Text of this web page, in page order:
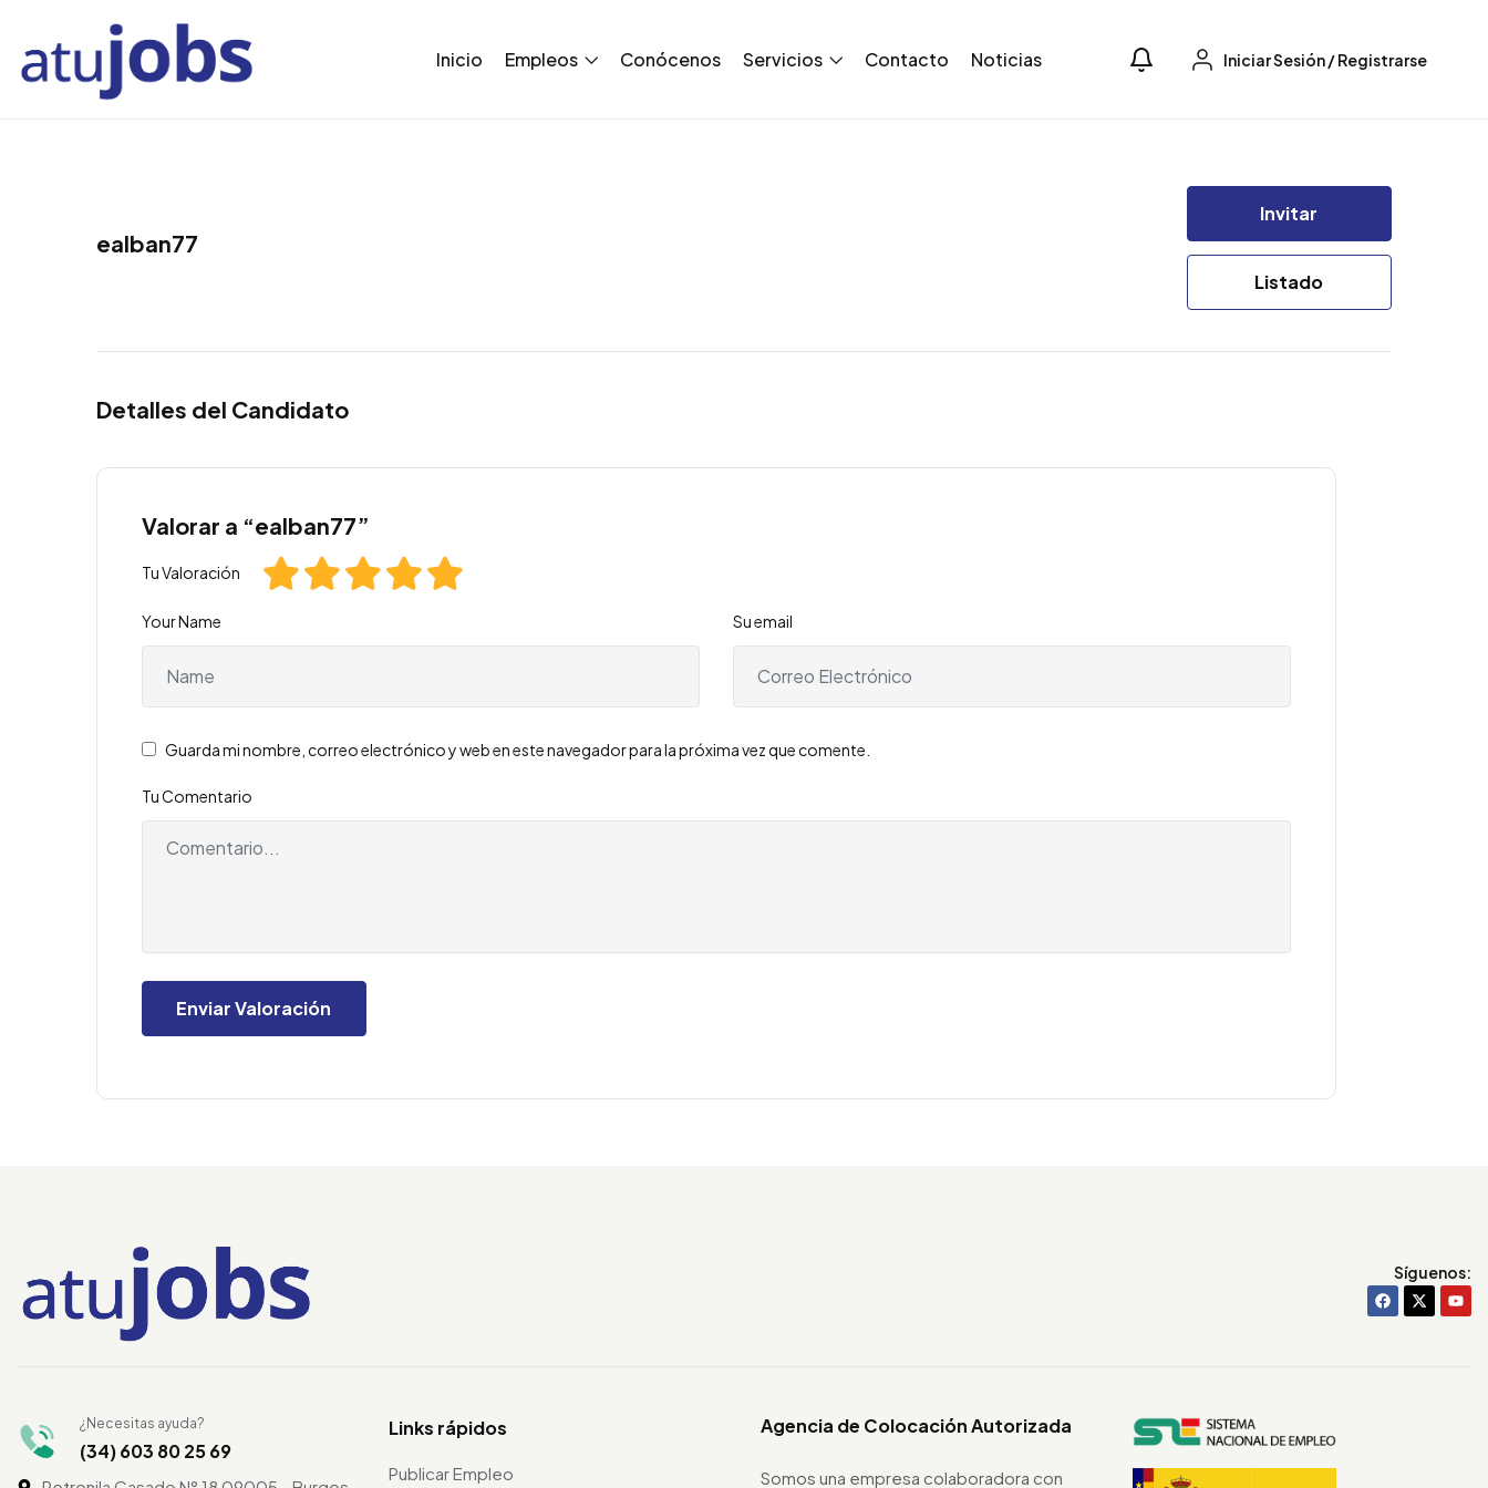
Inicio Empleos Conócenos Servicios Contacto Noticias Iniciar Sesión/Registrarse
ealban77
Invitar
Listado
Detalles del Candidato
Valorar a “ealban77”
Tu Valoración
Your Name Su email
Guarda mi nombre, correo electrónico y web en este navegador para la próxima vez que comente.
Tu Comentario
Síguenos:
¿Necesitas ayuda?
(34) 603 80 25 69
Links rápidos
Publicar Empleo
Agencia de Colocación Autorizada
Somos una empresa colaboradora con